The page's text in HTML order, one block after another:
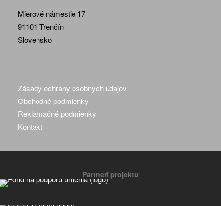
Mierové námestie 17
91101 Trenčín
Slovensko
Zásady ochrany osobných údajov
Obchodné podmienky
Reklamačné podmienky
Kontakt
Partneri projektu